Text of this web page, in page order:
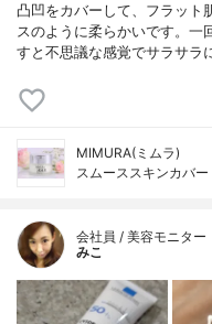
凸凹をカバーして、フラット
スのように柔らかいです。一
すと不思議な感覚でサラサラ
MIMURA(ミムラ)
スムーススキンカバー
会社員 / 美容モニター
みこ